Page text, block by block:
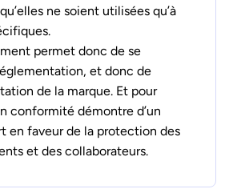
ne soient utilisées qu’à
permet donc de se
et donc de
de la marque. Et pour
conformité démontre d’un
en faveur de la protection des
et des collaborateurs.